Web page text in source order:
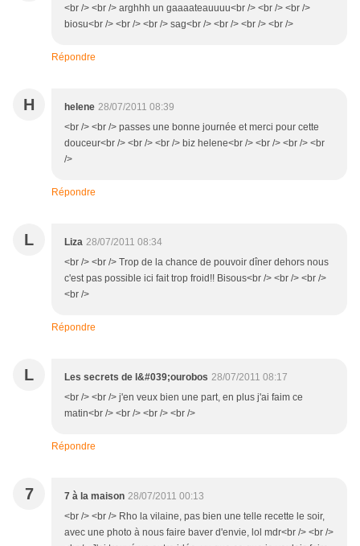
<br /> <br /> arghhh un gaaaateauuuu<br /> <br /> <br />
biosu<br /> <br /> <br /> sag<br /> <br /> <br /> <br />
Répondre
H helene 28/07/2011 08:39
<br /> <br /> passes une bonne journée et merci pour cette
douceur<br /> <br /> <br /> biz helene<br /> <br /> <br /> <br
/>
Répondre
L Liza 28/07/2011 08:34
<br /> <br /> Trop de la chance de pouvoir dîner dehors nous
c'est pas possible ici fait trop froid!! Bisous<br /> <br /> <br />
<br />
Répondre
L Les secrets de l&#039;ourobos 28/07/2011 08:17
<br /> <br /> j'en veux bien une part, en plus j'ai faim ce
matin<br /> <br /> <br /> <br />
Répondre
7 7 à la maison 28/07/2011 00:13
<br /> <br /> Rho la vilaine, pas bien une telle recette le soir,
avec une photo à nous faire baver d'envie, lol mdr<br /> <br />